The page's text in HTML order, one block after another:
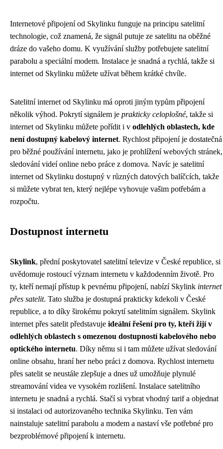
Internetové připojení od Skylinku funguje na principu satelitní
technologie, což znamená, že signál putuje ze satelitu na oběžné
dráze do vašeho domu. K využívání služby potřebujete satelitní
parabolu a speciální modem. Instalace je snadná a rychlá, takže si
internet od Skylinku můžete užívat během krátké chvíle.
Satelitní internet od Skylinku má oproti jiným typům připojení
několik výhod. Pokrytí signálem je prakticky celoplošné, takže si
internet od Skylinku můžete pořídit i v odlehlých oblastech, kde
není dostupný kabelový internet. Rychlost připojení je dostatečná
pro běžné používání internetu, jako je prohlížení webových stránek,
sledování videí online nebo práce z domova. Navíc je satelitní
internet od Skylinku dostupný v různých datových balíčcích, takže
si můžete vybrat ten, který nejlépe vyhovuje vašim potřebám a
rozpočtu.
Dostupnost internetu
Skylink, přední poskytovatel satelitní televize v České republice, si
uvědomuje rostoucí význam internetu v každodenním životě. Pro
ty, kteří nemají přístup k pevnému připojení, nabízí Skylink internet
přes satelit. Tato služba je dostupná prakticky kdekoli v České
republice, a to díky širokému pokrytí satelitním signálem. Skylink
internet přes satelit představuje ideální řešení pro ty, kteří žijí v
odlehlých oblastech s omezenou dostupností kabelového nebo
optického internetu. Díky němu si i tam můžete užívat sledování
online obsahu, hraní her nebo práci z domova. Rychlost internetu
přes satelit se neustále zlepšuje a dnes už umožňuje plynulé
streamování videa ve vysokém rozlišení. Instalace satelitního
internetu je snadná a rychlá. Stačí si vybrat vhodný tarif a objednat
si instalaci od autorizovaného technika Skylinku. Ten vám
nainstaluje satelitní parabolu a modem a nastaví vše potřebné pro
bezproblémové připojení k internetu.